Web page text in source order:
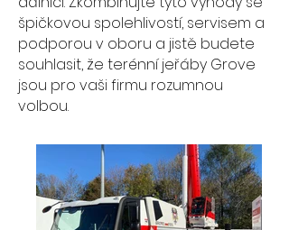
špičkovou spolehlivostí, servisem a
podporou v oboru a jistě budete
souhlasit, že terénní jeřáby Grove
jsou pro vaši firmu rozumnou
volbou.